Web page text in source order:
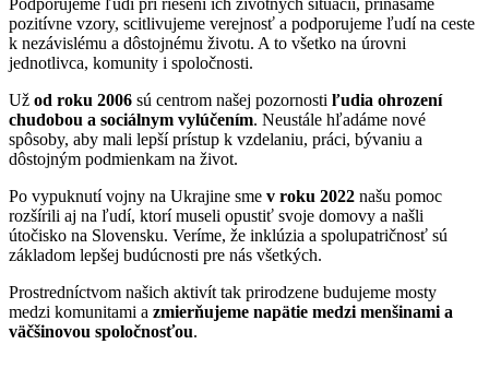
pozitívne vzory, scitlivujeme verejnosť a podporujeme ľudí na ceste
k nezávislému a dôstojnému životu. A to všetko na úrovni
jednotlivca, komunity i spoločnosti.
Už od roku 2006 sú centrom našej pozornosti ľudia ohrození
chudobou a sociálnym vylúčením. Neustále hľadáme nové
spôsoby, aby mali lepší prístup k vzdelaniu, práci, bývaniu a
dôstojným podmienkam na život.
Po vypuknutí vojny na Ukrajine sme v roku 2022 našu pomoc
rozšírili aj na ľudí, ktorí museli opustiť svoje domovy a našli
útočisko na Slovensku. Veríme, že inklúzia a spolupatričnosť sú
základom lepšej budúcnosti pre nás všetkých.
Prostredníctvom našich aktivít tak prirodzene budujeme mosty
medzi komunitami a zmierňujeme napätie medzi menšinami a
väčšinovou spoločnosťou.